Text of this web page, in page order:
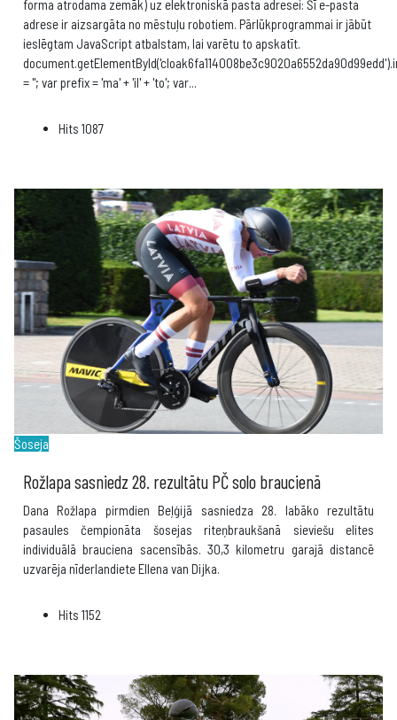
forma atrodama zemāk) uz elektroniskā pasta adresei: Šī e-pasta
adrese ir aizsargāta no mēstuļu robotiem. Pārlūkprogrammai ir jābūt
ieslēgtam JavaScript atbalstam, lai varētu to apskatīt.
= ''; var prefix = 'ma' + 'il' + 'to'; var
Hits 1087
Šoseja
Rožlapa sasniedz 28. rezultātu PČ solo braucienā
Dana Rožlapa pirmdien Beļģijā sasniedza 28. labāko rezultātu
pasaules čempionāta šosejas riteņbraukšanā sieviešu elites
individuālā brauciena sacensībās. 30,3 kilometru garajā distancē
uzvarēja nīderlandiete Ellena van Dijka.
Hits 1152